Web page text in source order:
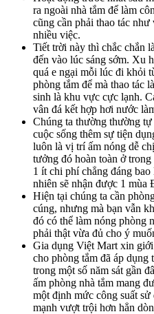
ra ngoài nhà tắm để làm
cũng cần phải thao tác
nhiều việc.
Tiết trời này thì chắc chắn
đến vào lúc sáng sớm. Xu
quá e ngại mỗi lúc đi khỏi
phòng tắm để mà thao tác
sinh là khu vực cực lạnh.
vân đá kết hợp hơi nước
Chúng ta thường thường
cuộc sống thêm sự tiện
luôn là vị trí ấm nóng dễ
tưởng đó hoàn toàn ở
1 ít chi phí chẳng đáng
nhiên sẽ nhận được 1 mùa
Hiện tại chúng ta cần
cúng, nhưng mà bạn vẫn
đó có thể làm nóng phòng
phải thật vừa đủ cho ý
Gia dụng Việt Mart xin giới
cho phòng tắm đã áp dụng
trong một số năm sát gần
ấm phòng nhà tắm mang
một định mức công suất
mạnh vượt trội hơn hẳn